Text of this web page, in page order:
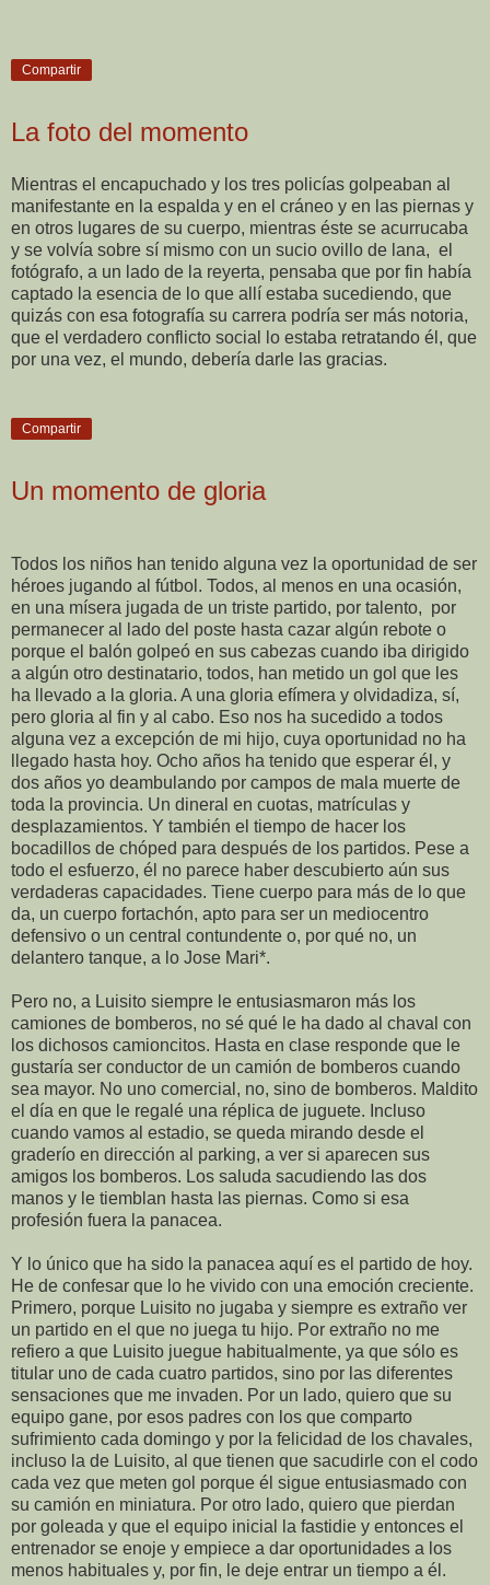
Compartir
La foto del momento
Mientras el encapuchado y los tres policías golpeaban al
manifestante en la espalda y en el cráneo y en las piernas y
en otros lugares de su cuerpo, mientras éste se acurrucaba
y se volvía sobre sí mismo con un sucio ovillo de lana, el
fotógrafo, a un lado de la reyerta, pensaba que por fin había
captado la esencia de lo que allí estaba sucediendo, que
quizás con esa fotografía su carrera podría ser más notoria,
que el verdadero conflicto social lo estaba retratando él, que
por una vez, el mundo, debería darle las gracias.
Compartir
Un momento de gloria
Todos los niños han tenido alguna vez la oportunidad de ser
héroes jugando al fútbol. Todos, al menos en una ocasión,
en una mísera jugada de un triste partido, por talento, por
permanecer al lado del poste hasta cazar algún rebote o
porque el balón golpeó en sus cabezas cuando iba dirigido
a algún otro destinatario, todos, han metido un gol que les
ha llevado a la gloria. A una gloria efímera y olvidadiza, sí,
pero gloria al fin y al cabo. Eso nos ha sucedido a todos
alguna vez a excepción de mi hijo, cuya oportunidad no ha
llegado hasta hoy. Ocho años ha tenido que esperar él, y
dos años yo deambulando por campos de mala muerte de
toda la provincia. Un dineral en cuotas, matrículas y
desplazamientos. Y también el tiempo de hacer los
bocadillos de chóped para después de los partidos. Pese a
todo el esfuerzo, él no parece haber descubierto aún sus
verdaderas capacidades. Tiene cuerpo para más de lo que
da, un cuerpo fortachón, apto para ser un mediocentro
defensivo o un central contundente o, por qué no, un
delantero tanque, a lo Jose Mari*.
Pero no, a Luisito siempre le entusiasmaron más los
camiones de bomberos, no sé qué le ha dado al chaval con
los dichosos camioncitos. Hasta en clase responde que le
gustaría ser conductor de un camión de bomberos cuando
sea mayor. No uno comercial, no, sino de bomberos. Maldito
el día en que le regalé una réplica de juguete. Incluso
cuando vamos al estadio, se queda mirando desde el
graderío en dirección al parking, a ver si aparecen sus
amigos los bomberos. Los saluda sacudiendo las dos
manos y le tiemblan hasta las piernas. Como si esa
profesión fuera la panacea.
Y lo único que ha sido la panacea aquí es el partido de hoy.
He de confesar que lo he vivido con una emoción creciente.
Primero, porque Luisito no jugaba y siempre es extraño ver
un partido en el que no juega tu hijo. Por extraño no me
refiero a que Luisito juegue habitualmente, ya que sólo es
titular uno de cada cuatro partidos, sino por las diferentes
sensaciones que me invaden. Por un lado, quiero que su
equipo gane, por esos padres con los que comparto
sufrimiento cada domingo y por la felicidad de los chavales,
incluso la de Luisito, al que tienen que sacudirle con el codo
cada vez que meten gol porque él sigue entusiasmado con
su camión en miniatura. Por otro lado, quiero que pierdan
por goleada y que el equipo inicial la fastidie y entonces el
entrenador se enoje y empiece a dar oportunidades a los
menos habituales y, por fin, le deje entrar un tiempo a él.